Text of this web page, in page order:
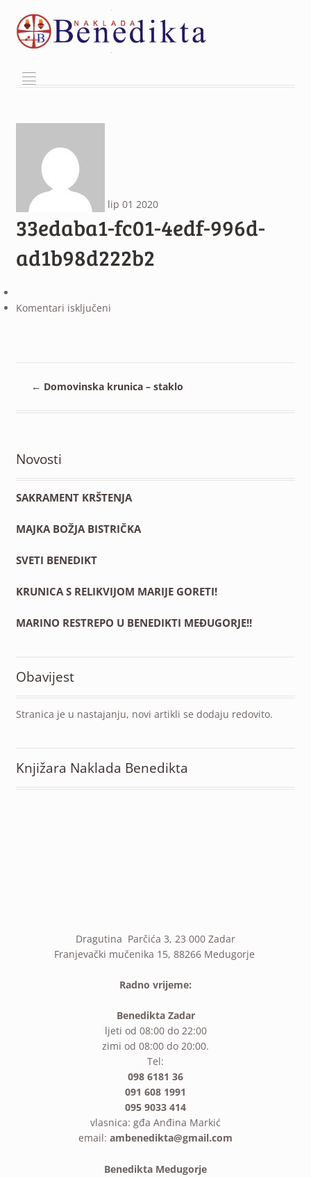
²
lip 01 2020
33edaba1-fc01-4edf-996d-
ad1b98d222b2
Komentari isključeniza
ad1b98d222b2
← Domovinska krunica – staklo
Novosti
SAKRAMENT KRŠTENJA
MAJKA BOŽJA BISTRIČKA
SVETI BENEDIKT
KRUNICA S RELIKVIJOM MARIJE GORETI!
MARINO RESTREPO U BENEDIKTI MEĐUGORJE!!
Obavijest
Stranica je u nastajanju, novi artikli se dodaju redovito.
Knjižara Naklada Benedikta
Dragutina Parčića 3, 23 000 Zadar
Franjevački mučenika 15, 88266 Medugorje
Radno vrijeme:
Benedikta Zadar
ljeti od 08:00 do 22:00
zimi od 08:00 do 20:00.
Tel:
098 6181 36
091 608 1991
095 9033 414
vlasnica: gđa Anđina Markić
email: ambenedikta@gmail.com
Benedikta Medugorje